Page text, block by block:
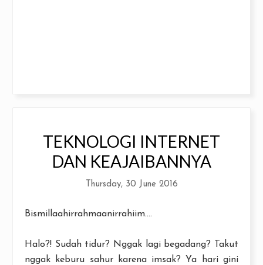
TEKNOLOGI INTERNET
DAN KEAJAIBANNYA
Thursday, 30 June 2016
Bismillaahirrahmaanirrahiim....
Halo?! Sudah tidur? Nggak lagi begadang? Takut
nggak keburu sahur karena imsak? Ya hari gini